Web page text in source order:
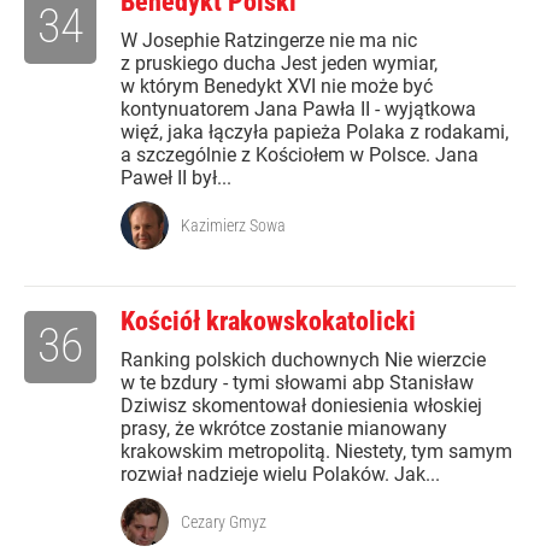
W Josephie Ratzingerze nie ma nic
z pruskiego ducha Jest jeden wymiar,
w którym Benedykt XVI nie może być
kontynuatorem Jana Pawła II - wyjątkowa
więź, jaka łączyła papieża Polaka z rodakami,
a szczególnie z Kościołem w Polsce. Jana
Paweł II był...
34
Kazimierz Sowa
Kościół krakowskokatolicki
Ranking polskich duchownych Nie wierzcie
w te bzdury - tymi słowami abp Stanisław
Dziwisz skomentował doniesienia włoskiej
prasy, że wkrótce zostanie mianowany
krakowskim metropolitą. Niestety, tym samym
rozwiał nadzieje wielu Polaków. Jak...
36
Cezary Gmyz